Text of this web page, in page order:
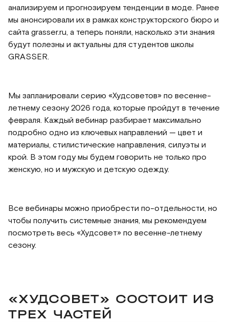
анализируем и прогнозируем тенденции в моде. Ранее
мы анонсировали их в рамках конструкторского бюро и
сайта grasser.ru, а теперь поняли, насколько эти знания
будут полезны и актуальны для студентов школы
GRASSER.
Мы запланировали серию «Худсоветов» по весенне-
летнему сезону 2026 года, которые пройдут в течение
февраля. Каждый вебинар разбирает максимально
подробно одно из ключевых направлений — цвет и
материалы, стилистические направления, силуэты и
крой. В этом году мы будем говорить не только про
женскую, но и мужскую и детскую одежду.
Все вебинары можно приобрести по-отдельности, но
чтобы получить системные знания, мы рекомендуем
посмотреть весь «Худсовет» по весенне-летнему
сезону.
«ХУДСОВЕТ» СОСТОИТ ИЗ
ТРЕХ ЧАСТЕЙ